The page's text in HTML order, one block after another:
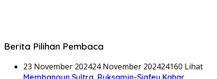
Berita Pilihan Pembaca
23 November 202424 November 202424160 Lihat
Membangun Sultra, Ruksamin-Sjafey Kahar